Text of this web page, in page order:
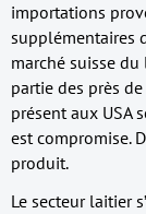
importations
supplémentaires
marché suisse du
partie des près
présent aux USA
est compromise.
produit.
Le secteur laitier